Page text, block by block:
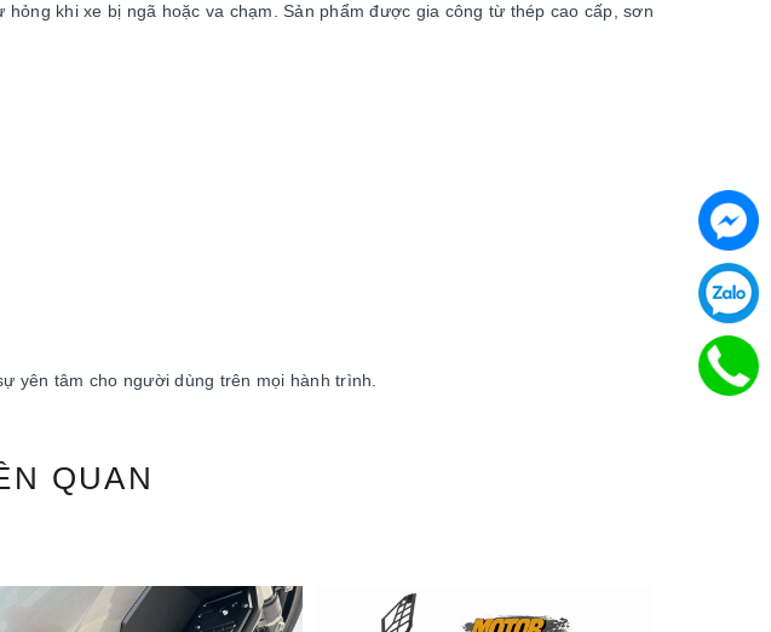
khi xe bị ngã hoặc va chạm. Sản phẩm được gia công từ thép cao cấp, sơn
yên tâm cho người dùng trên mọi hành trình.
QUAN